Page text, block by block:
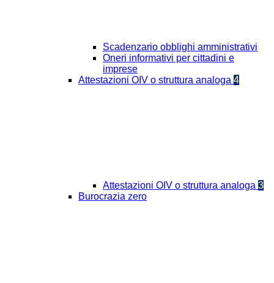
Scadenzario obblighi amministrativi
Oneri informativi per cittadini e
imprese
Attestazioni OIV o struttura analoga 4
Attestazioni OIV o struttura analoga 3
Burocrazia zero